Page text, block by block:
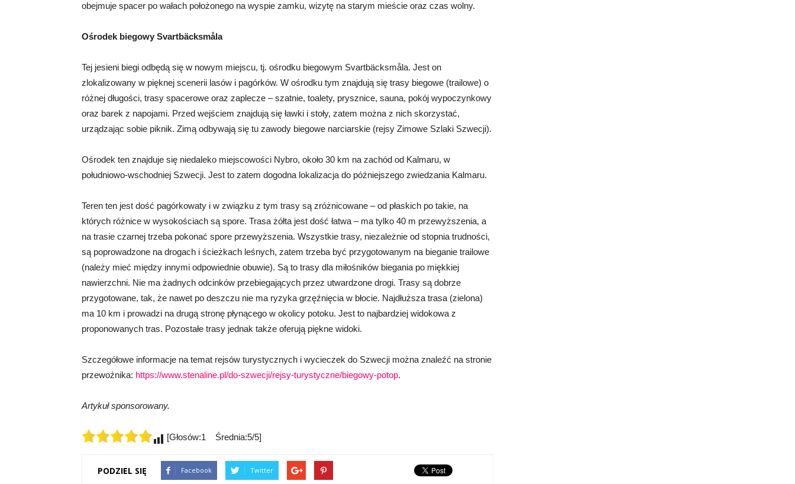
obejmuje spacer po wałach położonego na wyspie zamku, wizytę na starym mieście oraz czas wolny.
Ośrodek biegowy Svartbäcksmåla
Tej jesieni biegi odbędą się w nowym miejscu, tj. ośrodku biegowym Svartbäcksmåla. Jest on
zlokalizowany w pięknej scenerii lasów i pagórków. W ośrodku tym znajdują się trasy biegowe (trailowe) o
różnej długości, trasy spacerowe oraz zaplecze – szatnie, toalety, prysznice, sauna, pokój wypoczynkowy
oraz barek z napojami. Przed wejściem znajdują się ławki i stoły, zatem można z nich skorzystać,
urządzając sobie piknik. Zimą odbywają się tu zawody biegowe narciarskie (rejsy Zimowe Szlaki Szwecji).
Ośrodek ten znajduje się niedaleko miejscowości Nybro, około 30 km na zachód od Kalmaru, w
południowo-wschodniej Szwecji. Jest to zatem dogodna lokalizacja do późniejszego zwiedzania Kalmaru.
Teren ten jest dość pagórkowaty i w związku z tym trasy są zróżnicowane – od płaskich po takie, na
których różnice w wysokościach są spore. Trasa żółta jest dość łatwa – ma tylko 40 m przewyższenia, a
na trasie czarnej trzeba pokonać spore przewyższenia. Wszystkie trasy, niezależnie od stopnia trudności,
są poprowadzone na drogach i ścieżkach leśnych, zatem trzeba być przygotowanym na bieganie trailowe
(należy mieć między innymi odpowiednie obuwie). Są to trasy dla miłośników biegania po miękkiej
nawierzchni. Nie ma żadnych odcinków przebiegających przez utwardzone drogi. Trasy są dobrze
przygotowane, tak, że nawet po deszczu nie ma ryzyka grzęźnięcia w błocie. Najdłuższa trasa (zielona)
ma 10 km i prowadzi na drugą stronę płynącego w okolicy potoku. Jest to najbardziej widokowa z
proponowanych tras. Pozostałe trasy jednak także oferują piękne widoki.
Szczegółowe informacje na temat rejsów turystycznych i wycieczek do Szwecji można znaleźć na stronie
przewoźnika: https://www.stenaline.pl/do-szwecji/rejsy-turystyczne/biegowy-potop.
Artykuł sponsorowany.
[Głosów:1 Średnia:5/5]
PODZIEL SIĘ Facebook Twitter